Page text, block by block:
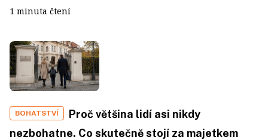
1 minuta čtení
BOHATSTVÍ
Proč většina lidí asi nikdy
nezbohatne. Co skutečně stojí za majetkem